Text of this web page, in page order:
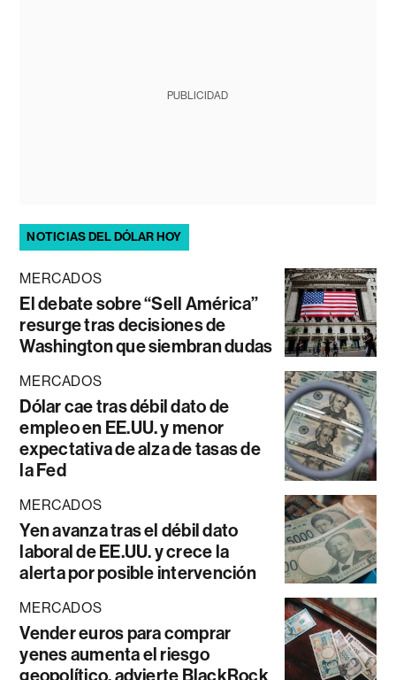
PUBLICIDAD
NOTICIAS DEL DÓLAR HOY
MERCADOS
El debate sobre “Sell América”
resurge tras decisiones de
Washington que siembran dudas
MERCADOS
Dólar cae tras débil dato de
empleo en EE.UU. y menor
expectativa de alza de tasas de
la Fed
MERCADOS
Yen avanza tras el débil dato
laboral de EE.UU. y crece la
alerta por posible intervención
MERCADOS
Vender euros para comprar
yenes aumenta el riesgo
geopolítico, advierte BlackRock